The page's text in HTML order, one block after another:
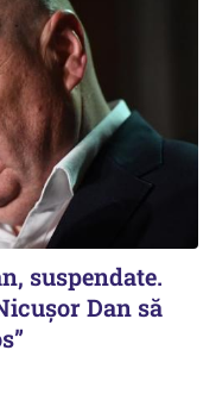
suspendate.
Dan să